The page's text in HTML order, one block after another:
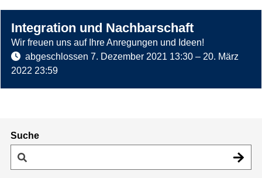
Integration und Nachbarschaft
Wir freuen uns auf Ihre Anregungen und Ideen!
abgeschlossen 7. Dezember 2021 13:30 – 20. März
2022 23:59
Suche